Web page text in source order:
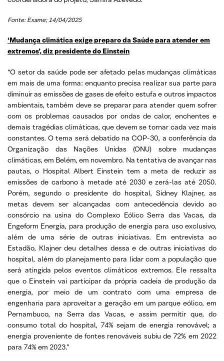
Fonte: Exame; 14/04/2025
‘Mudança climática exige preparo da Saúde para atender em
extremos’, diz presidente do Einstein
“O setor da saúde pode ser afetado pelas mudanças climáticas
em mais de uma forma: enquanto precisa realizar sua parte para
diminuir as emissões de gases de efeito estufa e outros impactos
ambientais, também deve se preparar para atender quem sofrer
com os problemas causados por ondas de calor, enchentes e
demais tragédias climáticas, que devem se tornar cada vez mais
constantes. O tema será debatido na COP-30, a conferência da
Organização das Nações Unidas (ONU) sobre mudanças
climáticas, em Belém, em novembro. Na tentativa de avançar nas
pautas, o Hospital Albert Einstein tem a meta de reduzir as
emissões de carbono à metade até 2030 e zerá-las até 2050.
Porém, segundo o presidente do hospital, Sidney Klajner, as
metas devem ser alcançadas com antecedência devido ao
consórcio na usina do Complexo Eólico Serra das Vacas, da
Engeform Energia, para produção de energia para uso exclusivo,
além de uma série de outras iniciativas. Em entrevista ao
Estadão, Klajner deu detalhes dessa e de outras iniciativas do
hospital, além do planejamento para lidar com a população que
será atingida pelos eventos climáticos extremos. Ele ressalta
que o Einstein vai participar da própria cadeia de produção da
energia, por meio de um contrato com uma empresa de
engenharia para aproveitar a geração em um parque eólico, em
Pernambuco, na Serra das Vacas, e assim permitir que, do
consumo total do hospital, 74% sejam de energia renovável; a
energia proveniente de fontes renováveis subiu de 72% em 2022
para 74% em 2023.”